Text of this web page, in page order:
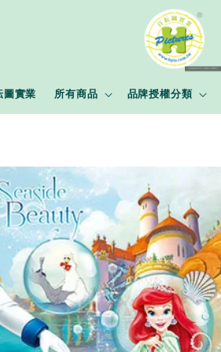
圖實業 所有商品 品牌授權分類